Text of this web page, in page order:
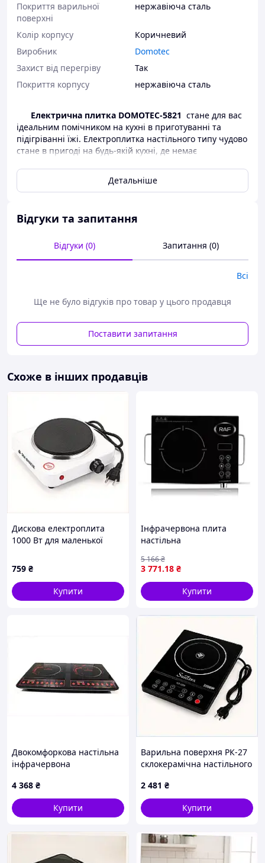
Покриття варильної
поверхні
нержавіюча сталь
Колір корпусу
Коричневий
Виробник
Domotec
Захист від перегріву
Так
Покриття корпусу
нержавіюча сталь
Електрична плитка DOMOTEC-5821 стане для вас
ідеальним помічником на кухні в приготуванні та
підігріванні їжі. Електроплитка настільного типу чудово
стане в пригоді на будь-якій кухні, де немає
Електроплита DOMOTEC-5821
звичайної мережі 220 В і має одну конфорку з дисковим
досить проста в керуванні та має плавний регулятор
нагрівання плитки. Крім цього, вона має спеціальні
ніжки, що захищають ваші меблі від подряпин, під час
встановлення плитки на поверхні. Вона досить легка та
компактна, поверхня виготовлена з неіржавкої листової
довговічна робота потішить вас на довгі роки. Робоча
поверхня плитки здатна прогрітися за досить короткий
час упродовж 4 хвилин.
Електричні плити DOMOTEC ви завжди можете
Детальніше
Відгуки та запитання
Відгуки (0) Запитання (0)
Всі
Ще не було відгуків про товар у цього продавця
Поставити запитання
Схоже в інших продавців
Дискова електроплита
1000 Вт для маленької
759 ₴
Купити
Інфрачервона плита
настільна
3500 вт сенсорна з
таймером monakshop
3 771.18 ₴
5 166₴
Купити
Двокомфоркова настільна
інфрачервона
CB-1330 на 2000 Вт,
3A484B868
4 368 ₴
Купити
Варильна поверхня РК-27
склокерамічна настільного
2 481 ₴
Купити